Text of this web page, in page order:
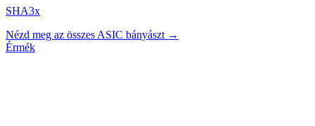
SHA3x
Nézd meg az összes ASIC bányászt →
Érmék